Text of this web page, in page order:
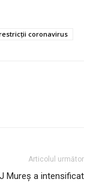
coronavirus
Articolul următor
Mureș a intensificat